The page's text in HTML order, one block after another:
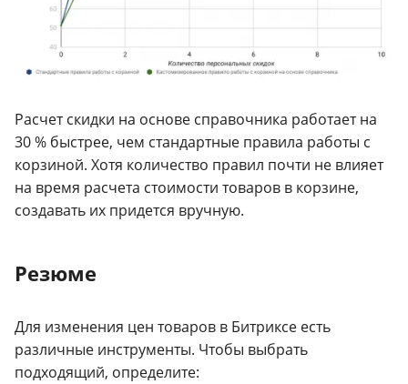
Расчет скидки на основе справочника работает на
30 % быстрее, чем стандартные правила работы с
корзиной. Хотя количество правил почти не влияет
на время расчета стоимости товаров в корзине,
создавать их придется вручную.
Резюме
Для изменения цен товаров в Битриксе есть
различные инструменты. Чтобы выбрать
подходящий, определите: